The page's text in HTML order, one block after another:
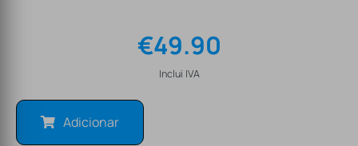
€49.90
Inclui IVA
Adicionar